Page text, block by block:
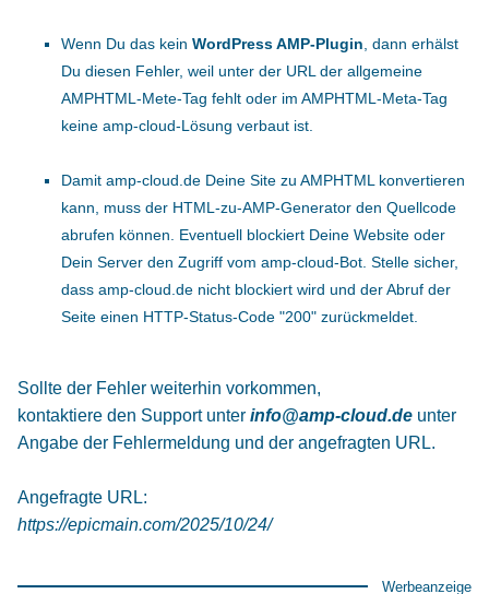
Wenn Du das kein WordPress AMP-Plugin , dann erhälst
Du diesen Fehler, weil unter der URL der allgemeine
AMPHTML-Mete-Tag fehlt oder im AMPHTML-Meta-Tag
keine amp-cloud-Lösung verbaut ist.
Damit amp-cloud.de Deine Site zu AMPHTML konvertieren
kann, muss der HTML-zu-AMP-Generator den Quellcode
abrufen können. Eventuell blockiert Deine Website oder
Dein Server den Zugriff vom amp-cloud-Bot. Stelle sicher,
dass amp-cloud.de nicht blockiert wird und der Abruf der
Seite einen HTTP-Status-Code "200" zurückmeldet.
Sollte der Fehler weiterhin vorkommen,
kontaktiere den Support unter info@amp-cloud.de unter
Angabe der Fehlermeldung und der angefragten URL.
Angefragte URL:
https://epicmain.com/2025/10/24/
Werbeanzeige